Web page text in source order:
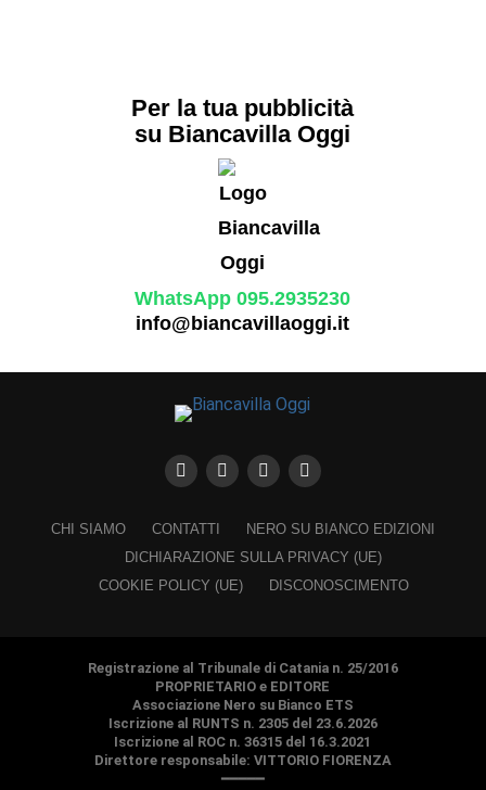
Per la tua pubblicità
su Biancavilla Oggi
WhatsApp 095.2935230
info@biancavillaoggi.it
CHI SIAMO CONTATTI
NERO SU BIANCO EDIZIONI
DICHIARAZIONE SULLA PRIVACY (UE)
COOKIE POLICY (UE)
DISCONOSCIMENTO
Registrazione al Tribunale di Catania n. 25/2016
PROPRIETARIO e EDITORE
Associazione Nero su Bianco ETS
Iscrizione al RUNTS n. 2305 del 23.6.2026
Iscrizione al ROC n. 36315 del 16.3.2021
Direttore responsabile: VITTORIO FIORENZA
━━━━━